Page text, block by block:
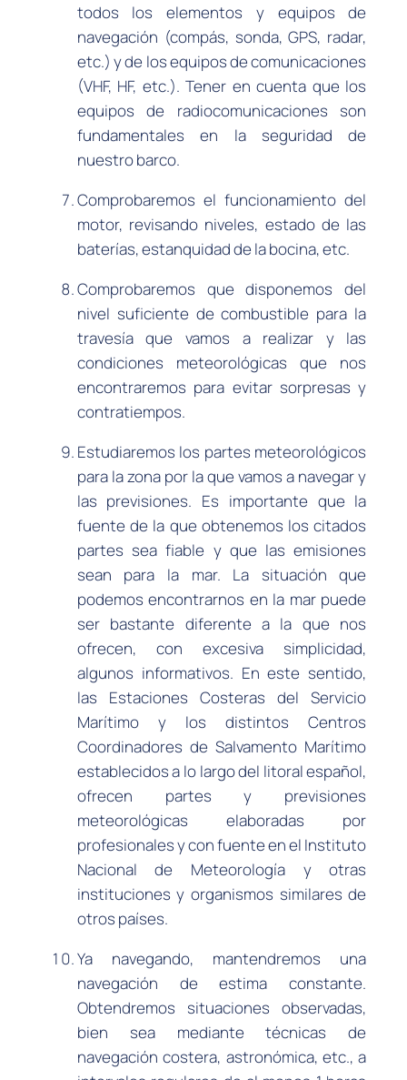
todos los elementos y equipos de
navegación (compás, sonda, GPS, radar,
etc.) y de los equipos de comunicaciones
(VHF, HF, etc.). Tener en cuenta que los
equipos de radiocomunicaciones son
fundamentales en la seguridad de
nuestro barco.
Comprobaremos el funcionamiento del
motor, revisando niveles, estado de las
baterías, estanquidad de la bocina, etc.
Comprobaremos que disponemos del
nivel suficiente de combustible para la
travesía que vamos a realizar y las
condiciones meteorológicas que nos
encontraremos para evitar sorpresas y
contratiempos.
Estudiaremos los partes meteorológicos
para la zona por la que vamos a navegar y
las previsiones. Es importante que la
fuente de la que obtenemos los citados
partes sea fiable y que las emisiones
sean para la mar. La situación que
podemos encontrarnos en la mar puede
ser bastante diferente a la que nos
ofrecen, con excesiva simplicidad,
algunos informativos. En este sentido,
las Estaciones Costeras del Servicio
Marítimo y los distintos Centros
Coordinadores de Salvamento Marítimo
establecidos a lo largo del litoral español,
ofrecen partes y previsiones
meteorológicas elaboradas por
profesionales y con fuente en el Instituto
Nacional de Meteorología y otras
instituciones y organismos similares de
otros países.
Ya navegando, mantendremos una
navegación de estima constante.
Obtendremos situaciones observadas,
bien sea mediante técnicas de
navegación costera, astronómica, etc., a